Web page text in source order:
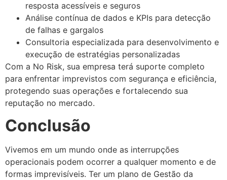
resposta acessíveis e seguros
Análise contínua de dados e KPIs para detecção
de falhas e gargalos
Consultoria especializada para desenvolvimento e
execução de estratégias personalizadas
Com a No Risk, sua empresa terá suporte completo
para enfrentar imprevistos com segurança e eficiência,
protegendo suas operações e fortalecendo sua
reputação no mercado.
Conclusão
Vivemos em um mundo onde as interrupções
operacionais podem ocorrer a qualquer momento e de
formas imprevisíveis. Ter um plano de Gestão da